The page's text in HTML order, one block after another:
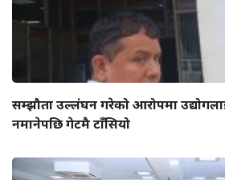
सम्झौता उल्लंघन गरेको आरोपमा
नमानेपछि गेटमै टाँसियो